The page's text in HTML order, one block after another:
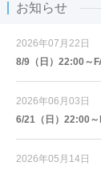
お知らせ
2026年07月22日
8/9（日）22:00～
2026年06月03日
6/21（日）22:00
2026年05月14日